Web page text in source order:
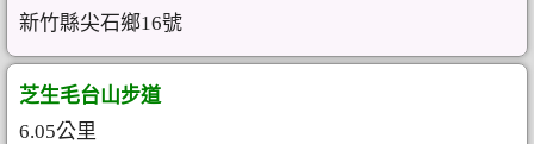
新竹縣尖石鄉16號
芝生毛台山步道
6.05公里